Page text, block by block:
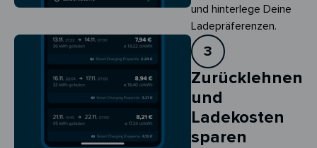
und hinterlege Deine
Ladepräferenzen.
3
Zurücklehnen
und
Ladekosten
sparen